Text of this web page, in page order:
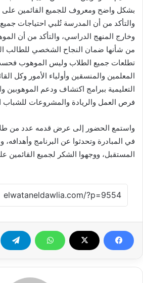
بشكل واضح ومعروف للجميع القائمين على
والتأكد من أن المدرسة تُلبي احتياجات
وخارج المنهج الدراسي، والتأكد من أن
من شأنها ضمان النجاح الشخصي للطالب
تطلعات جميع الطلاب وليس الموهوب
المعلمين والمنسقين وأولياء الأمور وكل
التعليمية ببرامج اكتشاف ودعم الموهوبين
فرص العمل والريادة والمشروعات للشباب
واستمع الحضور إلى عرض قدمه عدد من
في المبادرة وتحدثوا عن البرنامج
المستقبل، ووجهوا الشكر لجميع القائمين